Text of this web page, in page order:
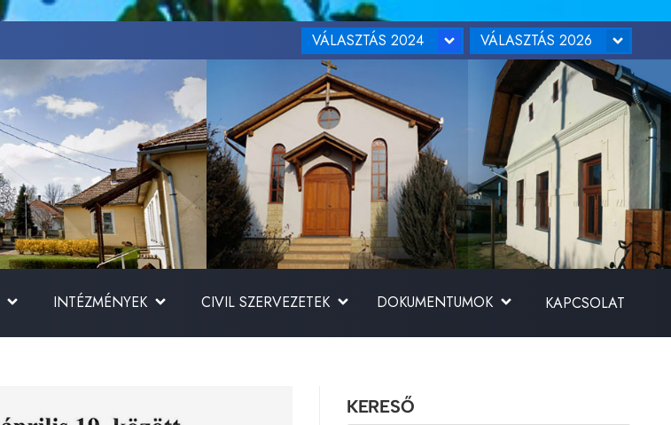
VÁLASZTÁS 2024 VÁLASZTÁS 2026
INTÉZMÉNYEK CIVIL SZERVEZETEK DOKUMENTUMOK KAPCSOLAT
KERESŐ